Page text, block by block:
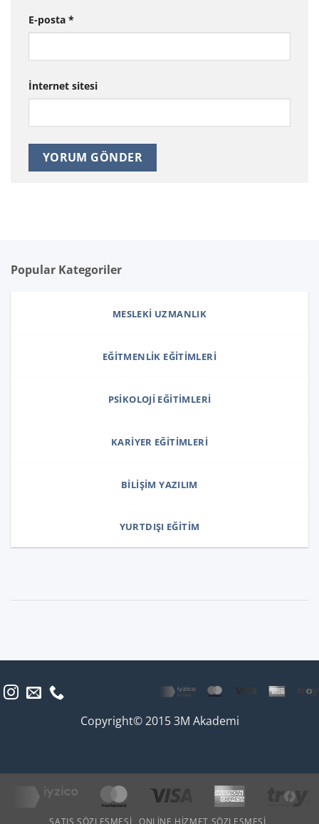
E-posta *
İnternet sitesi
Popular Kategoriler
MESLEKI UZMANLIK
EĞITMENLIK EĞITIMLERI
PSIKOLOJI EĞITIMLERI
KARIYER EĞITIMLERI
BILIŞIM YAZILIM
YURTDIŞI EĞITIM
Copyright© 2015 3M Akademi